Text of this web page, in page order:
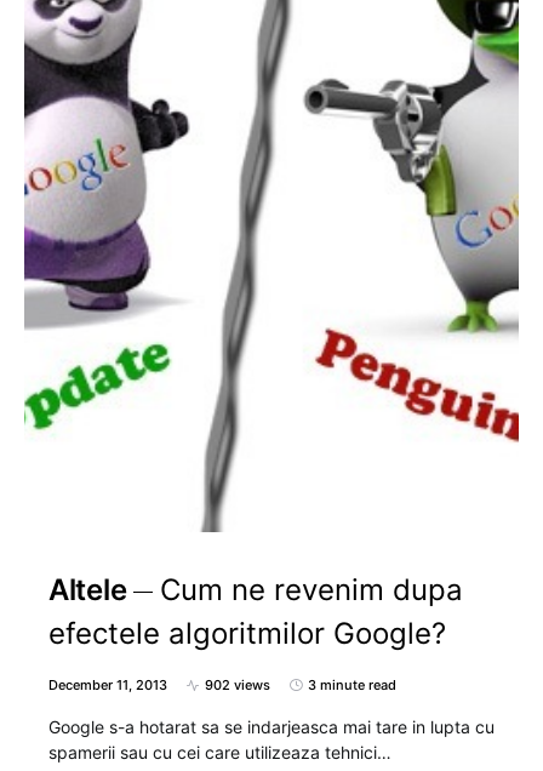
Altele
Cum ne revenim dupa
efectele algoritmilor Google?
December 11, 2013 902 views 3 minute read
Google s-a hotarat sa se indarjeasca mai tare in lupta cu
spamerii sau cu cei care utilizeaza tehnici…